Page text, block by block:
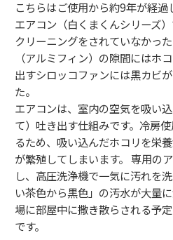
こちらはご使用から約9年が経
エアコン（白くまくんシリーズ）
クリーニングをされていなかった
（アルミフィン）の隙間にはホ
出すシロッコファンには黒カビ
た。
エアコンは、 室内の空気を吸い込
て）吐き出す仕組みです。 冷房
るため、 吸い込んだホコリを栄養
が繁殖してしまいます。 専用の
し、 高圧洗浄機で一気に汚れを洗
い茶色から黒色」の汚水が大量に
場に部屋中に撒き散らされる予
です。